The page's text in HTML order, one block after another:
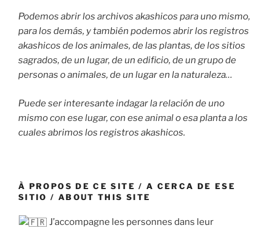
Podemos abrir los archivos akashicos para uno mismo,
para los demás, y también podemos abrir los registros
akashicos de los animales, de las plantas, de los sitios
sagrados, de un lugar, de un edificio, de un grupo de
personas o animales, de un lugar en la naturaleza…
Puede ser interesante indagar la relación de uno
mismo con ese lugar, con ese animal o esa planta a los
cuales abrimos los registros akashicos.
À PROPOS DE CE SITE / A CERCA DE ESE
SITIO / ABOUT THIS SITE
J’accompagne les personnes dans leur